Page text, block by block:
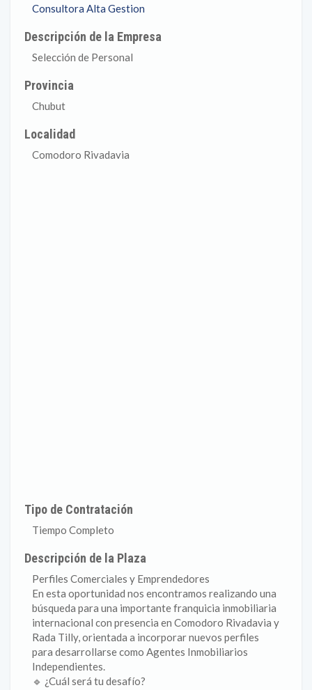
Consultora Alta Gestion
Descripción de la Empresa
Selección de Personal
Provincia
Chubut
Localidad
Comodoro Rivadavia
Tipo de Contratación
Tiempo Completo
Descripción de la Plaza
Perfiles Comerciales y Emprendedores
En esta oportunidad nos encontramos realizando una
búsqueda para una importante franquicia inmobiliaria
internacional con presencia en Comodoro Rivadavia y
Rada Tilly, orientada a incorporar nuevos perfiles
para desarrollarse como Agentes Inmobiliarios
Independientes.
🔹 ¿Cuál será tu desafío?